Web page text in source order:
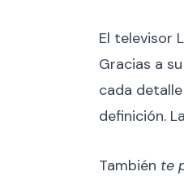
El televisor
Gracias a
cada
definición.
También te